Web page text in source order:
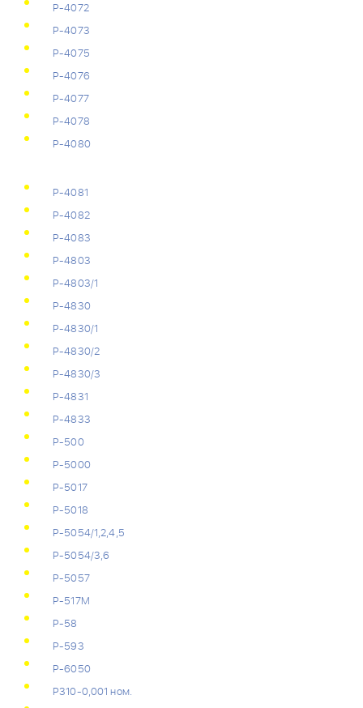
Р-4072
Р-4073
Р-4075
Р-4076
Р-4077
Р-4078
Р-4080
Р-4081
Р-4082
Р-4083
Р-4803
Р-4803/1
Р-4830
Р-4830/1
Р-4830/2
Р-4830/3
Р-4831
Р-4833
Р-500
Р-5000
Р-5017
Р-5018
Р-5054/1,2,4,5
Р-5054/3,6
Р-5057
Р-517М
Р-58
Р-593
Р-6050
Р310-0,001 ном.